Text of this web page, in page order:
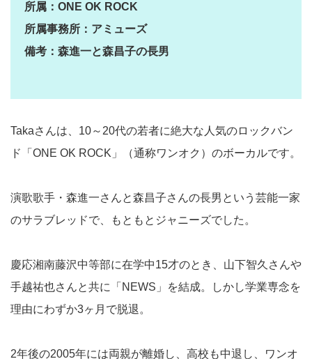
所属：ONE OK ROCK
所属事務所：アミューズ
備考：森進一と森昌子の長男
Takaさんは、10～20代の若者に絶大な人気のロックバン
ド「ONE OK ROCK」（通称ワンオク）のボーカルです。
演歌歌手・森進一さんと森昌子さんの長男という芸能一家
のサラブレッドで、もともとジャニーズでした。
慶応湘南藤沢中等部に在学中15才のとき、山下智久さんや
手越祐也さんと共に「NEWS」を結成。しかし学業専念を
理由にわずか3ヶ月で脱退。
2年後の2005年には両親が離婚し、高校も中退し、ワンオ